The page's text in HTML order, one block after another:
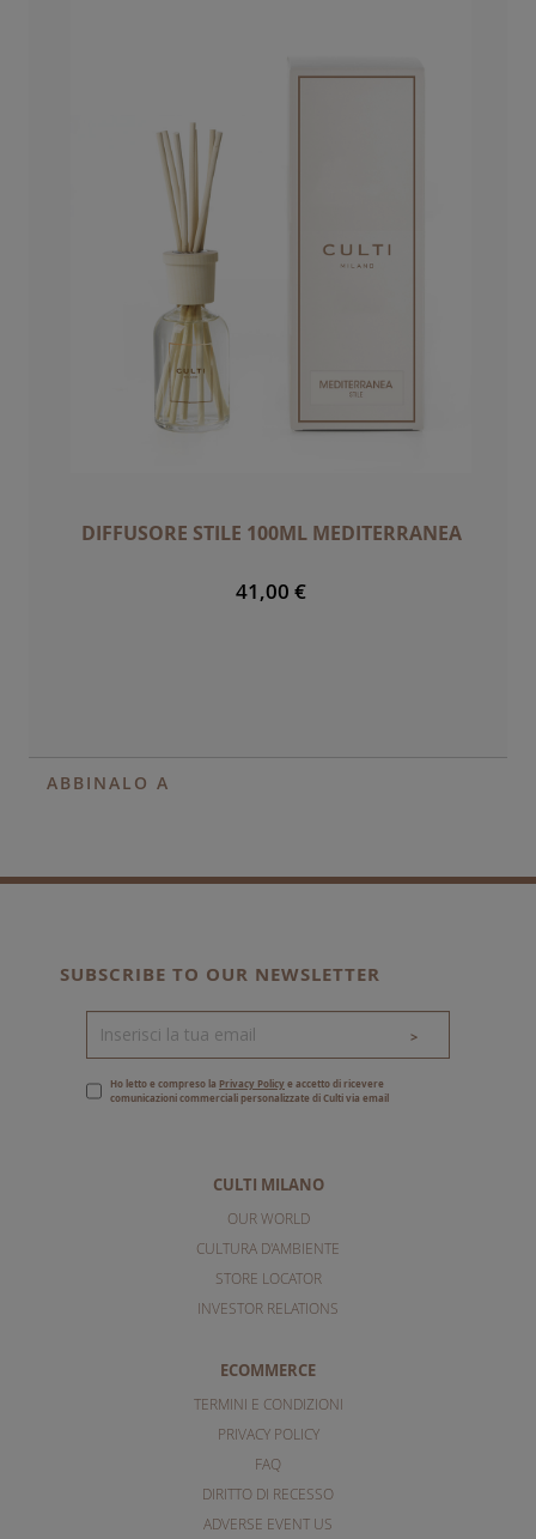
DIFFUSORE STILE 100ML MEDITERRANEA
41,00 €
ABBINALO A
CULTI MILANO
OUR WORLD
CULTURA D'AMBIENTE
STORE LOCATOR
INVESTOR RELATIONS
ECOMMERCE
TERMINI E CONDIZIONI
PRIVACY POLICY
FAQ
DIRITTO DI RECESSO
ADVERSE EVENT US
SUBSCRIBE TO OUR NEWSLETTER
>
Ho letto e compreso la Privacy Policye accetto di ricevere
comunicazioni commerciali personalizzate di Culti via email